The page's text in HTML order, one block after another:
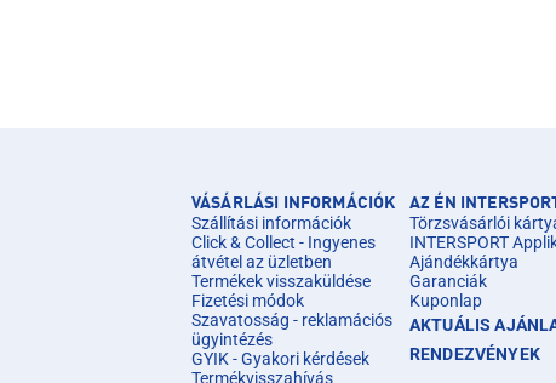
VÁSÁRLÁSI INFORMÁCIÓK
Szállítási információk
Click & Collect - Ingyenes
átvétel az üzletben
Termékek visszaküldése
Fizetési módok
Szavatosság - reklamációs
ügyintézés
GYIK - Gyakori kérdések
Termékvisszahívás
AZ ÉN
Törzsvásárlói
INTERSPORT
Ajándékkártya
Garanciák
Kuponlap
AKTUÁLIS
RENDEZVÉNYEK